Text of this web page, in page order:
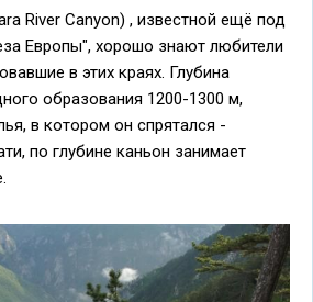
River Canyon) , известной ещё под
Европы", хорошо знают любители
в этих краях. Глубина
образования 1200-1300 м,
в котором он спрятался -
по глубине каньон занимает